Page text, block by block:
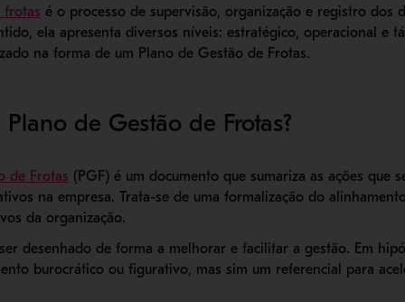
frotas- Abre em nova janela
é o processo de supervisão, organização e registro dos
ela apresenta diversos níveis: estratégico, operacional e
na forma de um Plano de Gestão de Frotas.
de Gestão de Frotas?
de Frotas- Abre em nova janela
(PGF) é um documento que sumariza as ações que
na empresa. Trata-se de uma formalização do
da organização.
desenhado de forma a melhorar e facilitar a gestão. Em
burocrático ou figurativo, mas sim um referencial para